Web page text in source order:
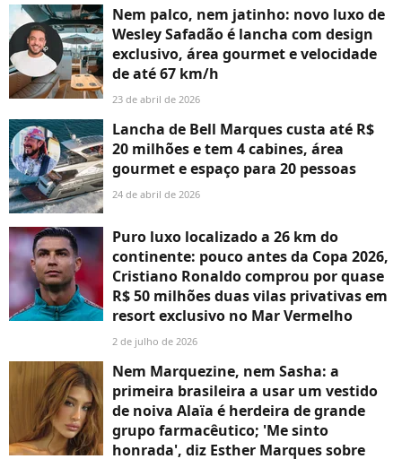
Nem palco, nem jatinho: novo luxo de
Wesley Safadão é lancha com design
exclusivo, área gourmet e velocidade
de até 67 km/h
23 de abril de 2026
Lancha de Bell Marques custa até R$
20 milhões e tem 4 cabines, área
gourmet e espaço para 20 pessoas
24 de abril de 2026
Puro luxo localizado a 26 km do
continente: pouco antes da Copa 2026,
Cristiano Ronaldo comprou por quase
R$ 50 milhões duas vilas privativas em
resort exclusivo no Mar Vermelho
2 de julho de 2026
Nem Marquezine, nem Sasha: a
primeira brasileira a usar um vestido
de noiva Alaïa é herdeira de grande
grupo farmacêutico; 'Me sinto
honrada', diz Esther Marques sobre